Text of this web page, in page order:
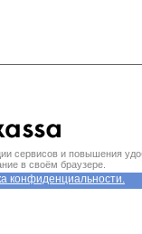
сервисов и повышения
в своём браузере.
конфиденциальности.